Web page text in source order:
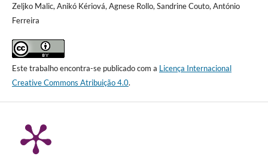
Zeljko Malic, Anikó Kériová, Agnese Rollo, Sandrine Couto, António
Ferreira
Este trabalho encontra-se publicado com a Licença Internacional
Creative Commons Atribuição 4.0.